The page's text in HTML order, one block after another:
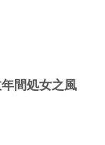
間処女之風